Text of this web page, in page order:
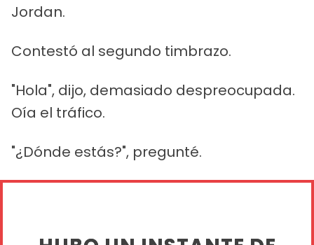
Jordan.
Contestó al segundo timbrazo.
"Hola", dijo, demasiado despreocupada.
Oía el tráfico.
"¿Dónde estás?", pregunté.